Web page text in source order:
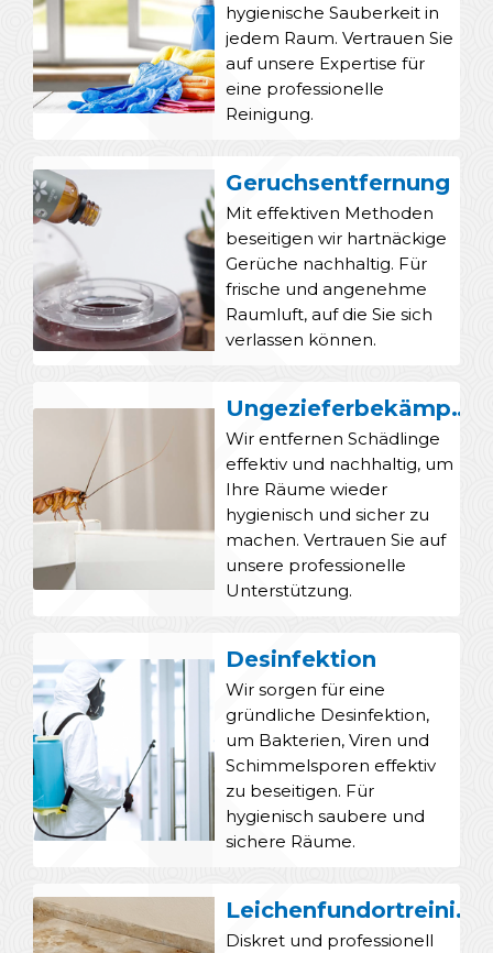
hygienische Sauberkeit in
jedem Raum. Vertrauen Sie
auf unsere Expertise für
eine professionelle
Reinigung.
Geruchsentfernung
Mit effektiven Methoden
beseitigen wir hartnäckige
Gerüche nachhaltig. Für
frische und angenehme
Raumluft, auf die Sie sich
verlassen können.
Ungezieferbekämpfung
Wir entfernen Schädlinge
effektiv und nachhaltig, um
Ihre Räume wieder
hygienisch und sicher zu
machen. Vertrauen Sie auf
unsere professionelle
Unterstützung.
Desinfektion
Wir sorgen für eine
gründliche Desinfektion,
um Bakterien, Viren und
Schimmelsporen effektiv
zu beseitigen. Für
hygienisch saubere und
sichere Räume.
Leichenfundortreinigung
Diskret und professionell